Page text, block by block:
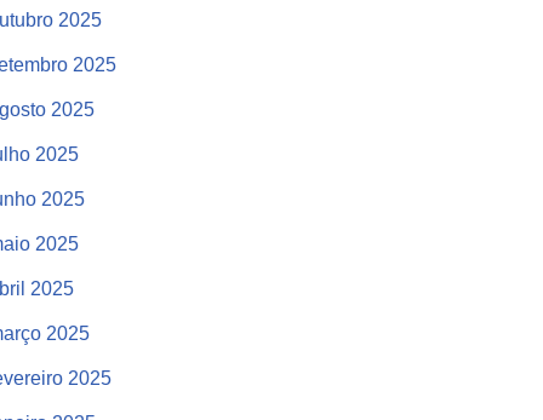
2025
2025
2025
2025
2025
2025
2025
2025
2025